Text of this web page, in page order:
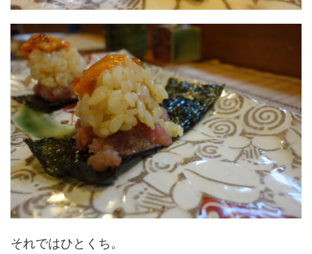
それではひとくち。